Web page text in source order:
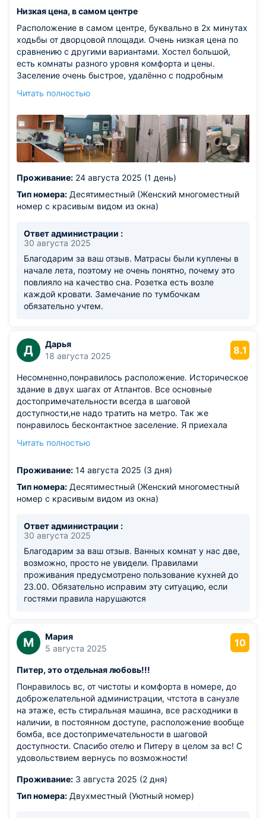
Низкая цена, в самом центре
Расположение в самом центре, буквально в 2х минутах
ходьбы от дворцовой площади. Очень низкая цена по
сравнению с другими вариантами. Хостел большой,
есть комнаты разного уровня комфорта и цены.
Заселение очень быстрое, удалённо с подробным
хостеле чисто, в санузлах тоже чисто и сухо. На этаже
хранения вещей с заочном, небольшое пространство с
диванчиками для отдыха.
Из недостатков: учитывая такую низкую цену, нужно
учитывать с чем соглашаетесь. Для меня важно
продавлен с одной стороны и было не удобно. Кровати
двухярусные, я была на нижнем ярусе и здесь более
комфортно, рядом тумбочка. Если спать на втором
вещи...нет маломальской полочки. Так же нет зарядки
для телефона возле кроватей ( уже привыкла с такому
сервису) . По факту это большая комната как в
общежитии, где есть общие вешала, стол и кое-где
тумбочки. Саузлы на этаже, но на такое количество
гостей маловато.Ночевала 1 сутки, мне нормально, на
большее количество дней я бы выбрала чуть дальше от
центра и подороже
Читать полностью
Проживание: 24 августа 2025 (1 день)
Тип номера: Десятиместный (Женский многоместный
номер с красивым видом из окна)
Ответ администрации :
30 августа 2025
Благодарим за ваш отзыв. Матрасы были куплены в
начале лета, поэтому не очень понятно, почему это
повлияло на качество сна. Розетка есть возле
каждой кровати. Замечание по тумбочкам
обязательно учтем.
Д
Дарья
18 августа 2025
8.1
Несомненно,понравилось расположение. Историческое
здание в двух шагах от Атлантов. Все основные
достопримечательности всегда в шаговой
доступности,не надо тратить на метро. Так же
понравилось бесконтактное заселение. Я приехала
том,как зайти, мне направили накануне в мессегджер.
готовили,жарили и громко разговаривали вплоть до
глубокой ночи. Людям с чутким сном без беруш не
обойтись. Ванную комнату я увидела одну. И когда
Читать полностью
Проживание: 14 августа 2025 (3 дня)
Тип номера: Десятиместный (Женский многоместный
номер с красивым видом из окна)
Ответ администрации :
30 августа 2025
Благодарим за ваш отзыв. Ванных комнат у нас две,
возможно, просто не увидели. Правилами
проживания предусмотрено пользование кухней до
23.00. Обязательно исправим эту ситуацию, если
гостями правила нарушаются
М
Мария
5 августа 2025
10
Питер, это отдельная любовь!!!
Понравилось вс, от чистоты и комфорта в номере, до
доброжелательной администрации, чтстота в санузле
на этаже, есть стиральная машина, все расходники в
наличии, в постоянном доступе, расположение вообще
бомба, все достопримечательности в шаговой
доступности. Спасибо отелю и Питеру в целом за вс! С
удовольствием вернусь по возможности!
Проживание: 3 августа 2025 (2 дня)
Тип номера: Двухместный (Уютный номер)